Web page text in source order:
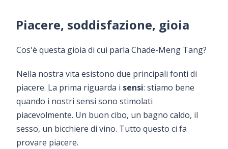
Piacere, soddisfazione, gioia
Cos'è questa gioia di cui parla Chade-Meng Tang?
Nella nostra vita esistono due principali fonti di
piacere. La prima riguarda i sensi: stiamo bene
quando i nostri sensi sono stimolati
piacevolmente. Un buon cibo, un bagno caldo, il
sesso, un bicchiere di vino. Tutto questo ci fa
provare piacere.